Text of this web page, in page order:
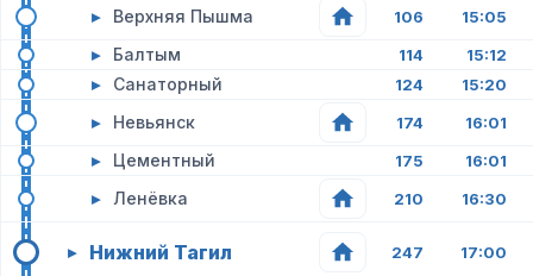
▸ Верхняя Пышма 106 15:05
▸ Балтым 114 15:12
▸ Санаторный 124 15:20
▸ Невьянск 174 16:01
▸ Цементный 175 16:01
▸ Ленёвка 210 16:30
▸ Нижний Тагил 247 17:00